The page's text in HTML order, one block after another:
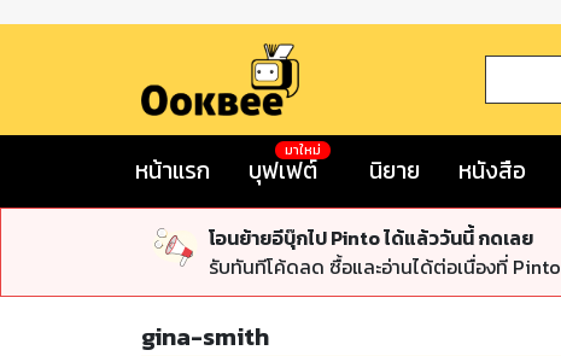
หน้าแรก บุฟเฟต์
มาใหม่
นิยาย หนังสือ
โอนย้ายอีบุ๊กไป Pinto ได้แล้ววันนี้ กดเลย
รับทันทีโค้ดลด ซื้อและอ่านได้ต่อเนื่องที่ Pinto
gina-smith